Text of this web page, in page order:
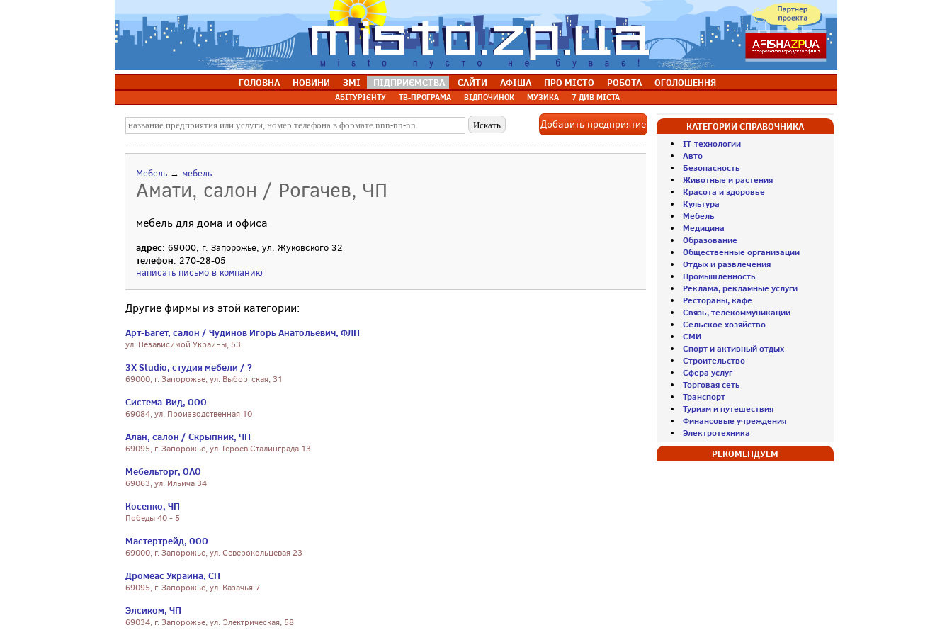
ГОЛОВНА НОВИНИ ЗМІ ПІДПРИЄМСТВА САЙТИ АФІША ПРО МІСТО РОБОТА ОГОЛОШЕННЯ
АБІТУРІЄНТУ ТВ-ПРОГРАМА ВІДПОЧИНОК МУЗИКА 7 ДИВ МІСТА
Добавить предприятие
Мебель → мебель
Амати, салон / Рогачев, ЧП
мебель для дома и офиса
адрес: 69000, г. Запорожье, ул. Жуковского 32
телефон: 270-28-05
написать письмо в компанию
Другие фирмы из этой категории:
Арт-Багет, салон / Чудинов Игорь Анатольевич, ФЛП
ул. Независимой Украины, 53
3X Studio, студия мебели / ?
69000, г. Запорожье, ул. Выборгская, 31
Система-Вид, ООО
69084, ул. Производственная 10
Алан, салон / Скрыпник, ЧП
69095, г. Запорожье, ул. Героев Сталинграда 13
Мебельторг, ОАО
69063, ул. Ильича 34
Косенко, ЧП
Победы 40 - 5
Мастертрейд, ООО
69000, г. Запорожье, ул. Северокольцевая 23
Дромеас Украина, СП
69095, г. Запорожье, ул. Казачья 7
Элсиком, ЧП
69034, г. Запорожье, ул. Электрическая, 58
КАТЕГОРИИ СПРАВОЧНИКА
IT-технологии
Авто
Безопасность
Животные и растения
Красота и здоровье
Культура
Мебель
Медицина
Образование
Общественные организации
Отдых и развлечения
Промышленность
Реклама, рекламные услуги
Рестораны, кафе
Связь, телекоммуникации
Сельское хозяйство
СМИ
Спорт и активный отдых
Строительство
Сфера услуг
Торговая сеть
Транспорт
Туризм и путешествия
Финансовые учреждения
Электротехника
РЕКОМЕНДУЕМ